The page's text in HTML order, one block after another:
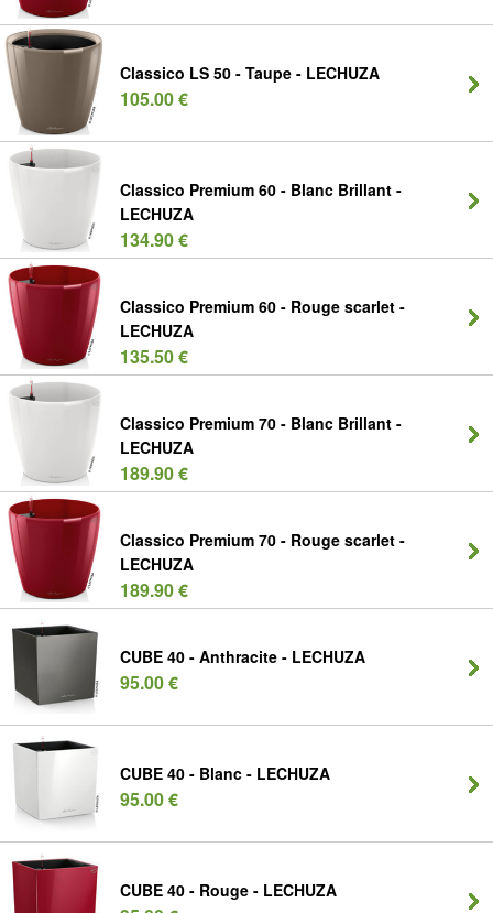
Classico LS 50 - Taupe - LECHUZA
105.00 €
Classico Premium 60 - Blanc Brillant -
LECHUZA
134.90 €
Classico Premium 60 - Rouge scarlet -
LECHUZA
135.50 €
Classico Premium 70 - Blanc Brillant -
LECHUZA
189.90 €
Classico Premium 70 - Rouge scarlet -
LECHUZA
189.90 €
CUBE 40 - Anthracite - LECHUZA
95.00 €
CUBE 40 - Blanc - LECHUZA
95.00 €
CUBE 40 - Rouge - LECHUZA